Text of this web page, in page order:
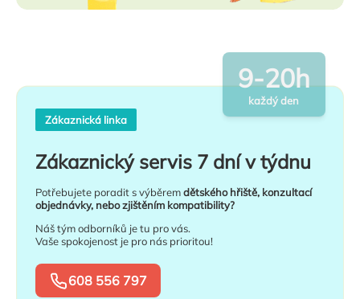
Zákaznická linka
Zákaznický servis 7 dní v týdnu
Potřebujete poradit s výběremdětského hřiště, konzultací
objednávky, nebo zjištěním kompatibility?
Náš tým odborníků je tu pro vás.
Vaše spokojenost je pro nás prioritou!
608 556 797
9-20h
každý den